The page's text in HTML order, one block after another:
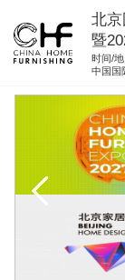
北
暨
时间/
中国国